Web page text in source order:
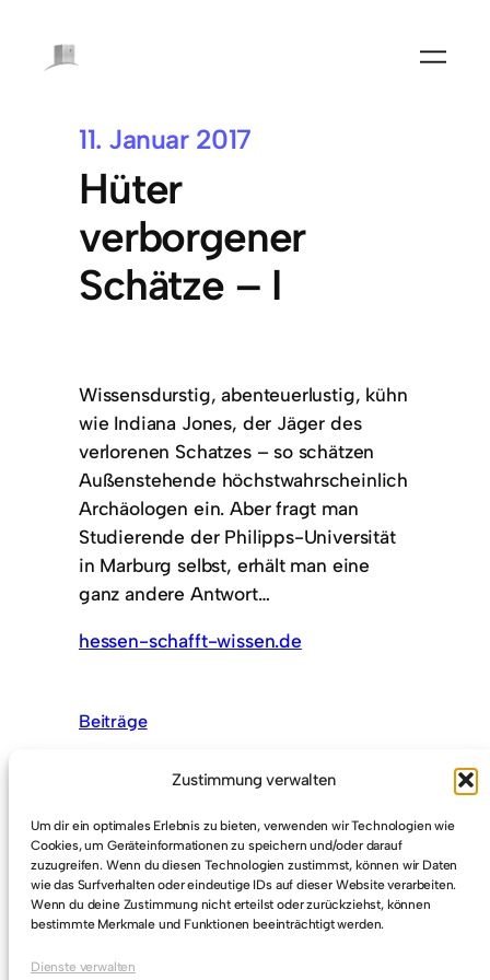
Zustimmung verwalten
Um dir ein optimales Erlebnis zu bieten, verwenden wir Technologien wie
Cookies, um Geräteinformationen zu speichern und/oder darauf
zuzugreifen. Wenn du diesen Technologien zustimmst, können wir Daten
wie das Surfverhalten oder eindeutige IDs auf dieser Website verarbeiten.
Wenn du deine Zustimmung nicht erteilst oder zurückziehst, können
bestimmte Merkmale und Funktionen beeinträchtigt werden.
Dienste verwalten
11. Januar 2017
Hüter
verborgener
Schätze – I
Wissensdurstig, abenteuerlustig, kühn
wie Indiana Jones, der Jäger des
verlorenen Schatzes – so schätzen
Außenstehende höchstwahrscheinlich
Archäologen ein. Aber fragt man
Studierende der Philipps-Universität
in Marburg selbst, erhält man eine
ganz andere Antwort…
hessen-schafft-wissen.de
Beiträge
Ehrenamtspreis der Stadt Wetzlar
Spendenübergabe vom 16.01.2017